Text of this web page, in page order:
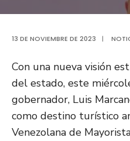
13 DE NOVIEMBRE DE 2023 |
Con una nueva visión
del estado, este
gobernador, Luis
como destino turístico
Venezolana de